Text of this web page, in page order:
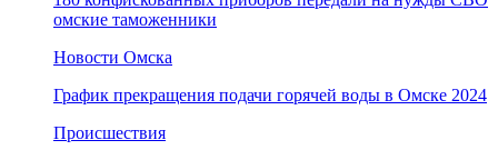
омские таможенники
Новости Омска
График прекращения подачи горячей воды в Омске 2024
Происшествия